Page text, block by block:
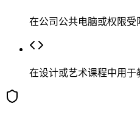
在公司公共电脑或权限受
在设计或艺术课程中用于